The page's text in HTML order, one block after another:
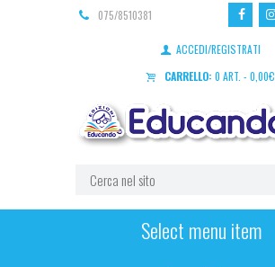
075/8510381
ACCEDI/REGISTRATI
CARRELLO: 0 ART. - 0,00€
Select menu item